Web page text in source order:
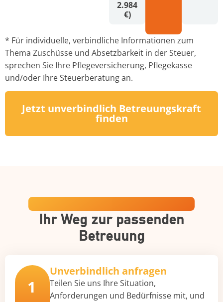
2.984
€)
* Für individuelle, verbindliche Informationen zum
Thema Zuschüsse und Absetzbarkeit in der Steuer,
sprechen Sie Ihre Pflegeversicherung, Pflegekasse
und/oder Ihre Steuerberatung an.
Jetzt unverbindlich Betreuungskraft
finden
Ein transparenter Prozess
Ihr Weg zur passenden
Betreuung
1
Unverbindlich anfragen
Teilen Sie uns Ihre Situation,
Anforderungen und Bedürfnisse mit, und